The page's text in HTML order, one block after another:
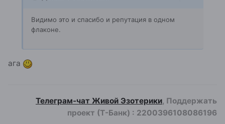
Видимо это и спасибо и репутация в одном
флаконе.
ага
Телеграм-чат Живой Эзотерики, Поддержать
проект (Т-Банк) : 2200396108086196